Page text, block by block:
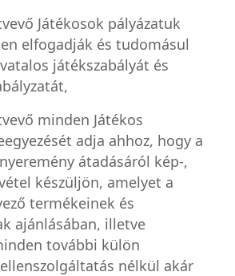
Játékosok pályázatuk
elfogadják és tudomásul
játékszabályát és
minden Játékos
adja ahhoz, hogy a
átadásáról kép-,
készüljön, amelyet a
termékeinek és
ajánlásában, illetve
további külön
nélkül akár